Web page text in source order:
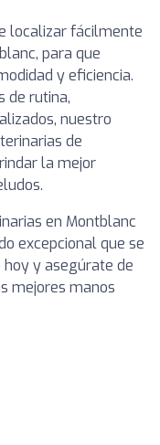
localizar fácilmente
para que
y eficiencia.
de rutina,
nuestro
de
la mejor
en Montblanc
excepcional que se
y asegúrate de
mejores manos